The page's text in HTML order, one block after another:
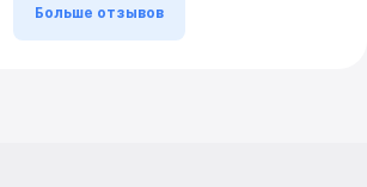
Больше отзывов